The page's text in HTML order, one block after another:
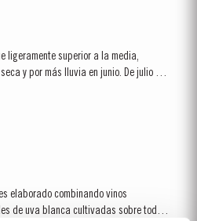
ligeramente superior a la media,
y por más lluvia en junio. De julio a
que comenzó el 21 de septiembre se
elaborado combinando vinos
de uva blanca cultivadas sobre todo